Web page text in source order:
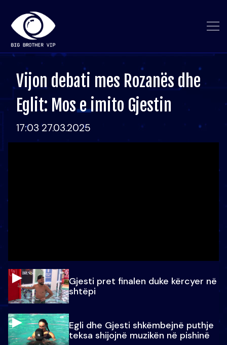
Vijon debati mes Rozanës dhe
Eglit: Mos e imito Gjestin
17:03 27.03.2025
Gjesti pret finalen duke kërcyer në
shtëpi
Egli dhe Gjesti shkëmbejnë puthje
teksa shijojnë muzikën në pishinë